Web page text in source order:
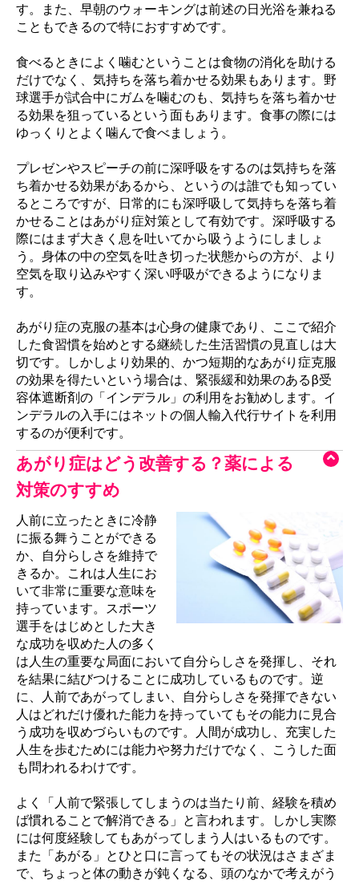
す。また、早朝のウォーキングは前述の日光浴を兼ねる
こともできるので特におすすめです。
食べるときによく噛むということは食物の消化を助ける
だけでなく、気持ちを落ち着かせる効果もあります。野
球選手が試合中にガムを噛むのも、気持ちを落ち着かせ
る効果を狙っているという面もあります。食事の際には
ゆっくりとよく噛んで食べましょう。
プレゼンやスピーチの前に深呼吸をするのは気持ちを落
ち着かせる効果があるから、というのは誰でも知ってい
るところですが、日常的にも深呼吸して気持ちを落ち着
かせることはあがり症対策として有効です。深呼吸する
際にはまず大きく息を吐いてから吸うようにしましょ
う。身体の中の空気を吐き切った状態からの方が、より
空気を取り込みやすく深い呼吸ができるようになりま
す。
あがり症の克服の基本は心身の健康であり、ここで紹介
した食習慣を始めとする継続した生活習慣の見直しは大
切です。しかしより効果的、かつ短期的なあがり症克服
の効果を得たいという場合は、緊張緩和効果のあるβ受
容体遮断剤の「インデラル」の利用をお勧めします。イ
ンデラルの入手にはネットの個人輸入代行サイトを利用
するのが便利です。
あがり症はどう改善する？薬による
対策のすすめ
人前に立ったときに冷静
に振る舞うことができる
か、自分らしさを維持で
きるか。これは人生にお
いて非常に重要な意味を
持っています。スポーツ
選手をはじめとした大き
な成功を収めた人の多く
は人生の重要な局面において自分らしさを発揮し、それ
を結果に結びつけることに成功しているものです。逆
に、人前であがってしまい、自分らしさを発揮できない
人はどれだけ優れた能力を持っていてもその能力に見合
う成功を収めづらいものです。人間が成功し、充実した
人生を歩むためには能力や努力だけでなく、こうした面
も問われるわけです。
よく「人前で緊張してしまうのは当たり前、経験を積め
ば慣れることで解消できる」と言われます。しかし実際
には何度経験してもあがってしまう人はいるものです。
また「あがる」とひと口に言ってもその状況はさまざま
で、ちょっと体の動きが鈍くなる、頭のなかで考えがう